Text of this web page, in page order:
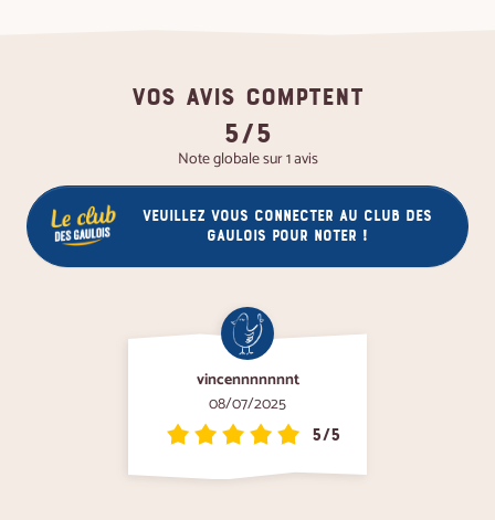
VOS AVIS COMPTENT
5/5
Note globale sur 1 avis
Veuillez vous connecter au club des
gaulois pour noter !
vincennnnnnnt
08/07/2025
5/5